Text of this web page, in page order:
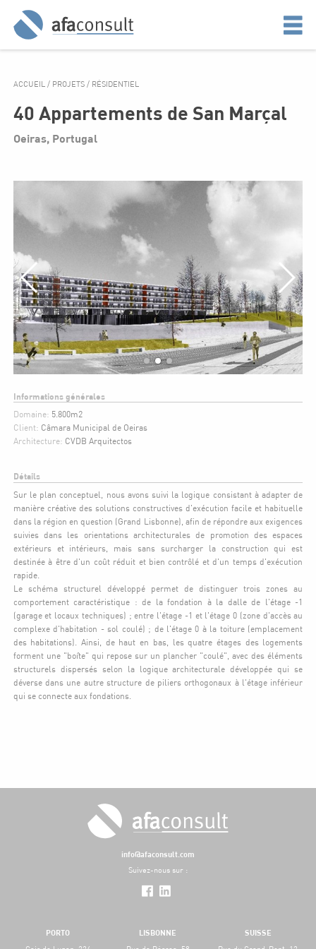
ACCUEIL / PROJETS / RÉSIDENTIEL
40 Appartements de San Marçal
Oeiras, Portugal
Informations générales
Domaine: 5.800m2
Client: Câmara Municipal de Oeiras
Architecture: CVDB Arquitectos
Détails
Sur le plan conceptuel, nous avons suivi la logique consistant à adapter de
manière créative des solutions constructives d'exécution facile et habituelle
dans la région en question (Grand Lisbonne), afin de répondre aux exigences
suivies dans les orientations architecturales de promotion des espaces
extérieurs et intérieurs, mais sans surcharger la construction qui est
destinée à être d'un coût réduit et bien contrôlé et d'un temps d'exécution
rapide.
Le schéma structurel développé permet de distinguer trois zones au
comportement caractéristique : de la fondation à la dalle de l'étage -1
(garage et locaux techniques) ; entre l'étage -1 et l'étage 0 (zone d'accès au
complexe d'habitation - sol coulé) ; de l'étage 0 à la toiture (emplacement
des habitations). Ainsi, de haut en bas, les quatre étages des logements
forment une "boîte" qui repose sur un plancher "coulé", avec des éléments
structurels dispersés selon la logique architecturale développée qui se
déverse dans une autre structure de piliers orthogonaux à l'étage inférieur
qui se connecte aux fondations.
PORTO
LISBONNE
SUISSE
info@afaconsult.com
Suivez-nous sur :